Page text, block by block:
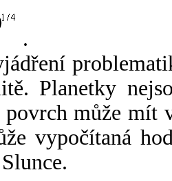
.
Planetky
může mít
vypočítaná